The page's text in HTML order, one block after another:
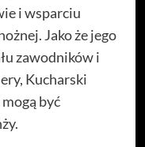
i wsparciu
Jako że jego
zawodników i
Kucharski
być